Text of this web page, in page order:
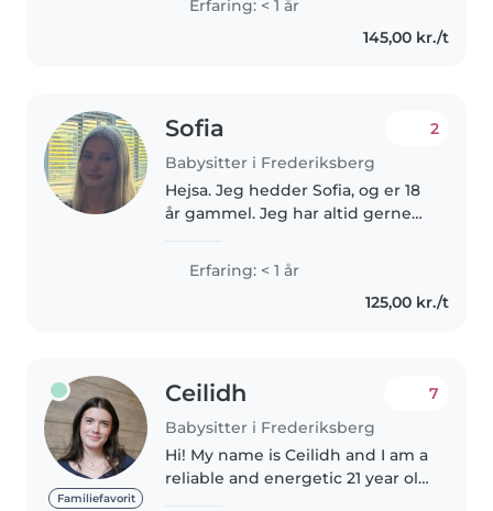
førstehjælpstrænet, så du kan
være sikker på, at dine børn er..
Erfaring: < 1 år
145,00 kr./t
Sofia
Babysitter i Frederiksberg
2
Hejsa. Jeg hedder Sofia, og er 18
år gammel. Jeg har altid gerne
prøver jeg babysitning. Jeg har
selv 2 mindre søskende på 6 og
Erfaring: < 1 år
125,00 kr./t
Familiefavorit
Ceilidh
Babysitter i Frederiksberg
7
Hi! My name is Ceilidh and I am a
reliable and energetic 21 year old